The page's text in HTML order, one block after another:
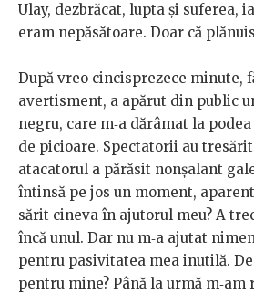
Ulay, dezbrăcat, lupta şi suferea,
eram nepăsătoare. Doar că
După vreo cincisprezece minute,
avertisment, a apărut din public
negru, care m‑a dărâmat la
de picioare. Spectatorii au
atacatorul a părăsit nonşalant
întinsă pe jos un moment,
sărit cineva în ajutorul meu? A
încă unul. Dar nu m‑a ajutat
pentru pasivitatea mea inutilă. De
pentru mine? Până la urmă